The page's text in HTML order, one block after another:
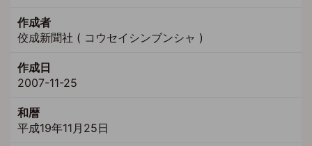
作成者
佼成新聞社 ( コウセイシンブンシャ )
作成日
2007-11-25
和暦
平成19年11月25日